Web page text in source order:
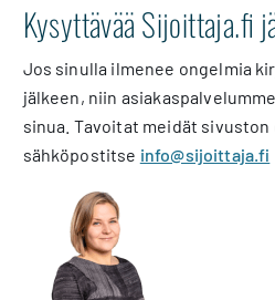
Kysyttävää Sijoittaja.fi
Jos sinulla ilmenee ongelmia
jälkeen, niin
sinua. Tavoitat meidät
sähköpostitse info@sijoittaja.fi